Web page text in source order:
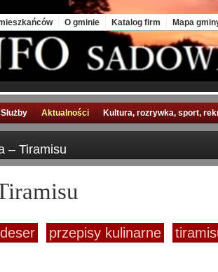
O gminie Katalog firm Mapa
Służby Aktualności Kultura, rozrywka, sport,
– Tiramisu
deser przepisy kulinarne